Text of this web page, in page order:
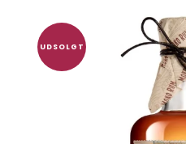
UDSOLGT